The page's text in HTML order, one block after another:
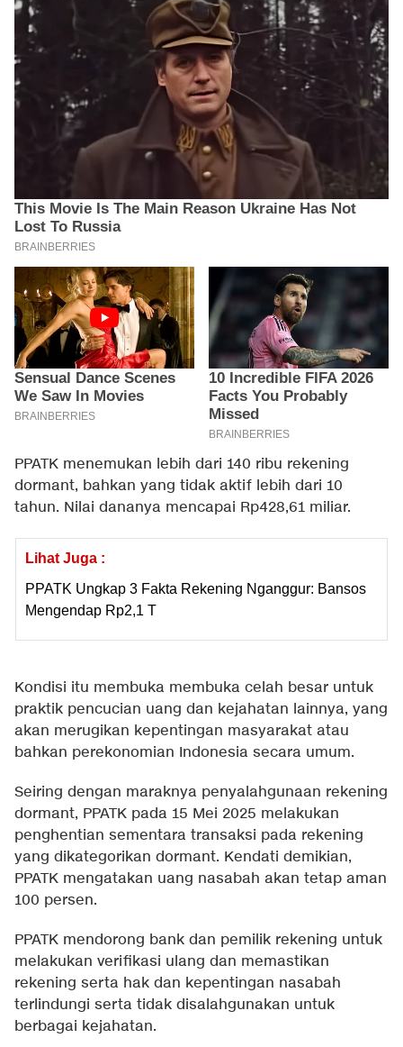
PPATK menemukan lebih dari 140 ribu rekening
dormant, bahkan yang tidak aktif lebih dari 10
tahun. Nilai dananya mencapai Rp428,61 miliar.
Lihat Juga :
PPATK Ungkap 3 Fakta Rekening Nganggur: Bansos
Mengendap Rp2,1 T
Kondisi itu membuka membuka celah besar untuk
praktik pencucian uang dan kejahatan lainnya, yang
akan merugikan kepentingan masyarakat atau
bahkan perekonomian Indonesia secara umum.
Seiring dengan maraknya penyalahgunaan rekening
dormant, PPATK pada 15 Mei 2025 melakukan
penghentian sementara transaksi pada rekening
yang dikategorikan dormant. Kendati demikian,
PPATK mengatakan uang nasabah akan tetap aman
100 persen.
PPATK mendorong bank dan pemilik rekening untuk
melakukan verifikasi ulang dan memastikan
rekening serta hak dan kepentingan nasabah
terlindungi serta tidak disalahgunakan untuk
berbagai kejahatan.